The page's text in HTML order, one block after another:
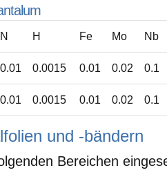
N H Fe Mo Nb
0.01 0.0015 0.01 0.02 0.1
0.01 0.0015 0.01 0.02 0.1
und -bändern
Bereichen